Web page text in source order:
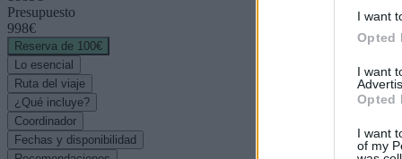
I want
Opted
I want
Opted
I want
of my
Presupuesto
998€
Reserva de 100€
Lo esencial
Ruta del viaje
¿Qué incluye?
Coordinador
Fechas y disponibilidad